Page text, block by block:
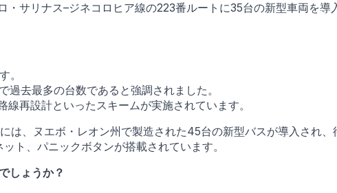
サリナス–ジネコロヒア線の223番ルートに35台の新型車両を
。
去最多の台数であると強調されました。
再設計といったスキームが実施されています。
は、ヌエボ・レオン州で製造された45台の新型バスが導入され
ト、パニックボタンが搭載されています。
しょうか？